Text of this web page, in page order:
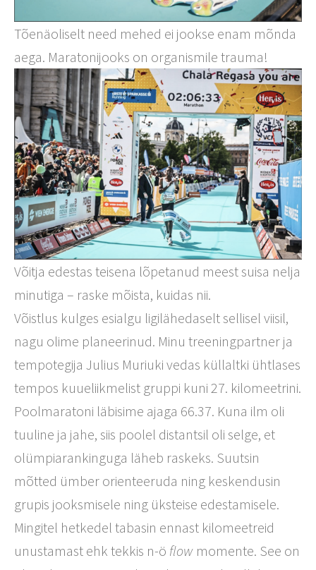
Tõenäoliselt need mehed ei jookse enam mõnda
aega. Maratonijooks on organismile trauma!
Võitja edestas teisena lõpetanud meest suisa nelja
minutiga – raske mõista, kuidas nii.
Võistlus kulges esialgu ligilähedaselt sellisel viisil,
nagu olime planeerinud. Minu treeningpartner ja
tempotegija Julius Muriuki vedas küllaltki ühtlases
tempos kuueliikmelist gruppi kuni 27. kilomeetrini.
Poolmaratoni läbisime ajaga 66.37. Kuna ilm oli
tuuline ja jahe, siis poolel distantsil oli selge, et
olümpiarankinguga läheb raskeks. Suutsin
mõtted ümber orienteeruda ning keskendusin
grupis jooksmisele ning üksteise edestamisele.
Mingitel hetkedel tabasin ennast kilomeetreid
unustamast ehk tekkis n-ö flow momente. See on